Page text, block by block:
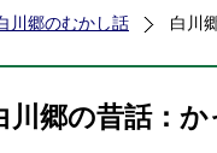
川郷のむかし話 白川
川郷の昔話：